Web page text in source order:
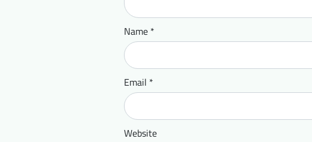
Name *
Email *
Website